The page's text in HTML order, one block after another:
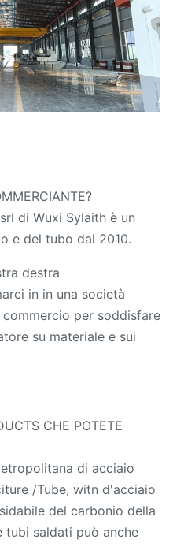
di Wuxi Sylaith è un
e del tubo dal 2010.
destra
in in una società
per soddisfare
su materiale e sui
CHE POTETE
di acciaio
/Tube, witn d'acciaio
del carbonio della
saldati può anche